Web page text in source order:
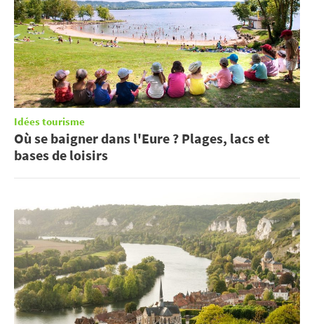
Idées tourisme
Où se baigner dans l'Eure ? Plages, lacs et
bases de loisirs